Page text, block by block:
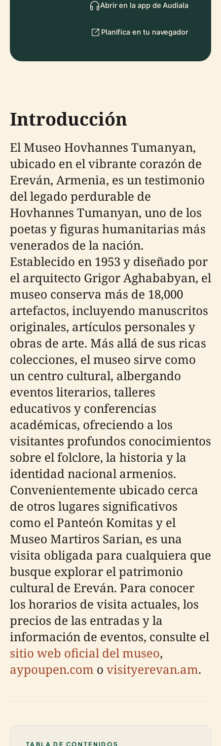
Abrir en la app de Audiala
Planifica en tu navegador
Introducción
El Museo Hovhannes Tumanyan,
ubicado en el vibrante corazón de
Ereván, Armenia, es un testimonio
del legado perdurable de
Hovhannes Tumanyan, uno de los
poetas y figuras humanitarias más
venerados de la nación.
Establecido en 1953 y diseñado por
el arquitecto Grigor Aghababyan, el
museo conserva más de 18,000
artefactos, incluyendo manuscritos
originales, artículos personales y
obras de arte. Más allá de sus ricas
colecciones, el museo sirve como
un centro cultural, albergando
eventos literarios, talleres
educativos y conferencias
académicas, ofreciendo a los
visitantes profundos conocimientos
sobre el folclore, la historia y la
identidad nacional armenios.
Convenientemente ubicado cerca
de otros lugares significativos
como el Panteón Komitas y el
Museo Martiros Sarian, es una
visita obligada para cualquiera que
busque explorar el patrimonio
cultural de Ereván. Para conocer
los horarios de visita actuales, los
precios de las entradas y la
información de eventos, consulte el
sitio web oficial del museo,
aypoupen.com o visityerevan.am.
TABLA DE CONTENIDOS